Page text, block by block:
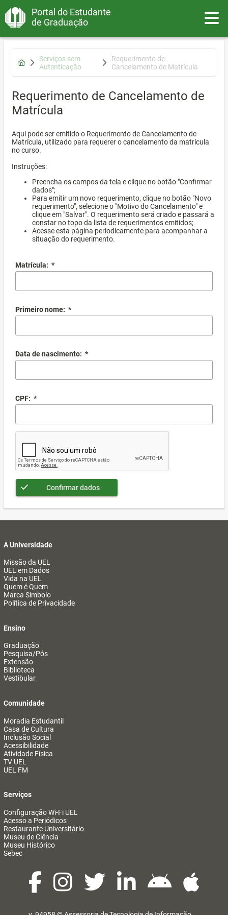
Portal do Estudante
de Graduação
Serviços sem
Autenticação
Requerimento de
Cancelamento de Matrícula
Requerimento de Cancelamento de
Matrícula
Aqui pode ser emitido o Requerimento de Cancelamento de
Matrícula, utilizado para requerer o cancelamento da matrícula
no curso.
Instruções:
Preencha os campos da tela e clique no botão "Confirmar
dados";
Para emitir um novo requerimento, clique no botão "Novo
requerimento", selecione o "Motivo do Cancelamento" e
clique em "Salvar". O requerimento será criado e passará a
constar no topo da lista de requerimentos emitidos;
Acesse esta página periodicamente para acompanhar a
situação do requerimento.
Matrícula: *
Primeiro nome: *
Data de nascimento: *
CPF: *
Confirmar dados
A Universidade
Missão da UEL
UEL em Dados
Vida na UEL
Quem é Quem
Marca Símbolo
Política de Privacidade
Ensino
Graduação
Pesquisa/Pós
Extensão
Biblioteca
Vestibular
Comunidade
Moradia Estudantil
Casa de Cultura
Inclusão Social
Acessibilidade
Atividade Física
TV UEL
UEL FM
Serviços
Configuração Wi-Fi UEL
Acesso a Periódicos
Restaurante Universitário
Museu de Ciência
Museu Histórico
Sebec